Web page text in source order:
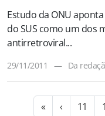
Estudo da ONU
do SUS como um dos
antirretroviral...
29/11/2011 — Da
« ‹ 11